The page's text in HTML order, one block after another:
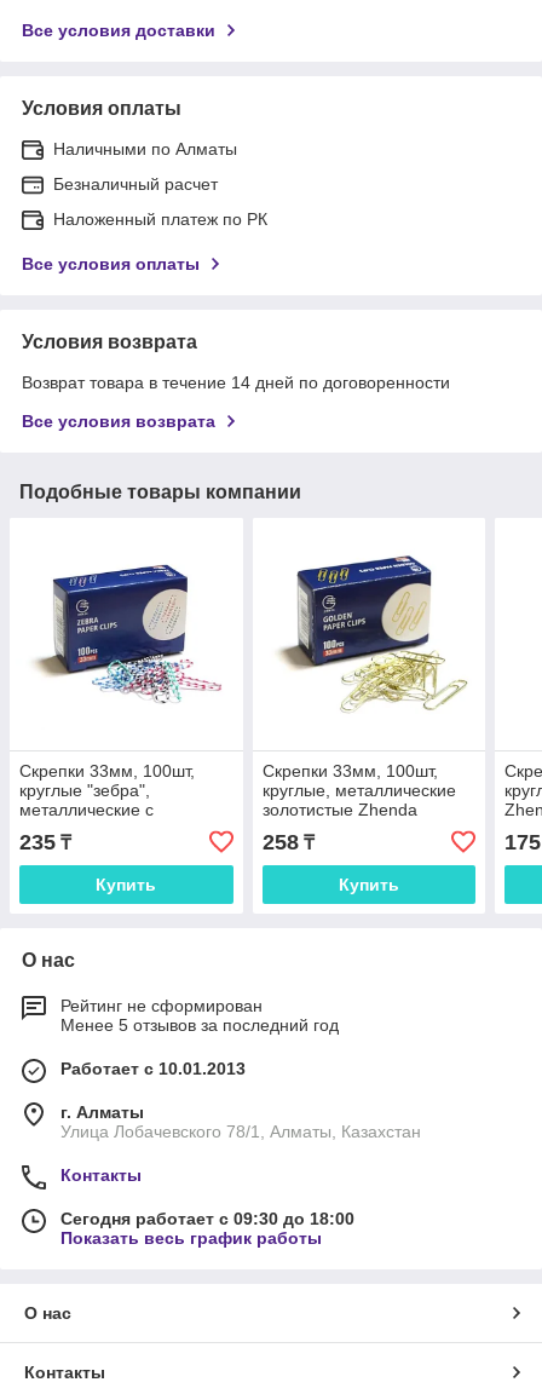
Все условия доставки
Условия оплаты
Наличными по Алматы
Безналичный расчет
Наложенный платеж по РК
Все условия оплаты
Условия возврата
Возврат товара в течение 14 дней по договоренности
Все условия возврата
Подобные товары компании
Скрепки 33мм, 100шт,
круглые "зебра",
металлические с
пластиковым покрытием
Zhenda
235 ₸
Купить
Скрепки 33мм, 100шт,
круглые, металлические
золотистые Zhenda
258₸
Купить
175
О нас
Рейтинг не сформирован
Менее 5 отзывов за последний год
Работает с 10.01.2013
г. Алматы
Улица Лобачевского 78/1, Алматы, Казахстан
Контакты
Сегодня работает с 09:30 до 18:00
Показать весь график работы
О нас
Контакты